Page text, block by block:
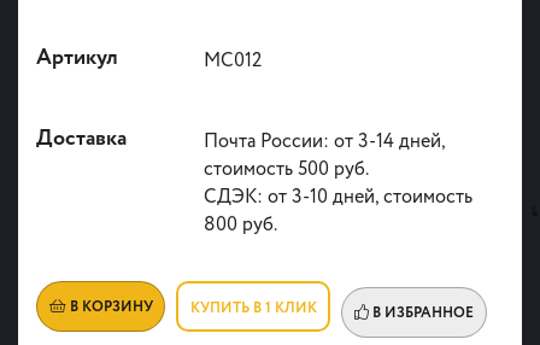
Артикул МС012
Доставка
Почта России: от 3-14 дней,
стоимость 500 руб.
СДЭК: от 3-10 дней, стоимость
800 руб.
В КОРЗИНУ КУПИТЬ В 1 КЛИК В ИЗБРАННОЕ